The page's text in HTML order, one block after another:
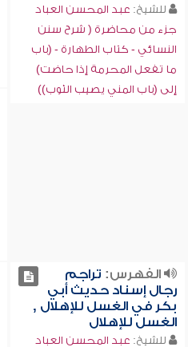
للشيخ: عبد المحسن العباد
جزء من محاضرة ( شرح سنن
النسائي - كتاب الطهارة - (باب
ما تفعل المحرمة إذا حاضت)
إلى (باب المني يصيب الثوب))
الفهرس: تراجم
رجال إسناد حديث أبي
بكر في الغسل للإهلال ,
الغسل للإهلال
للشيخ: عبد المحسن العباد